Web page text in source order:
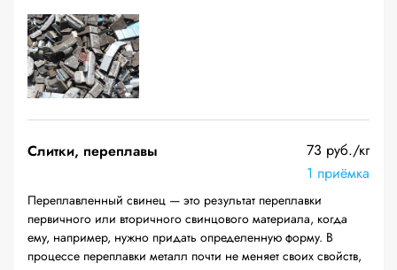
Слитки, переплавы
73 руб./кг
1 приёмка
Переплавленный свинец — это результат переплавки
первичного или вторичного свинцового материала, когда
ему, например, нужно придать определенную форму. В
процессе переплавки металл почти не меняет своих свойств,